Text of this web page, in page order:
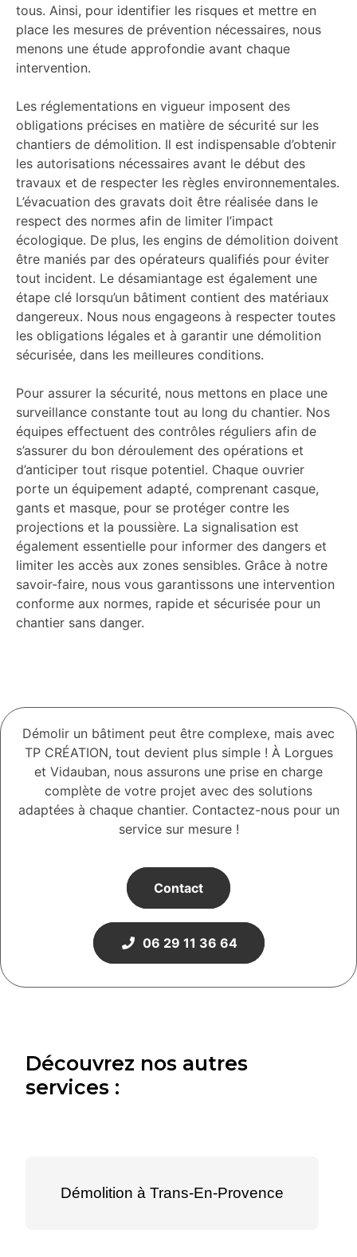
tous. Ainsi, pour identifier les risques et mettre en
place les mesures de prévention nécessaires, nous
menons une étude approfondie avant chaque
intervention.
Les réglementations en vigueur imposent des
obligations précises en matière de sécurité sur les
chantiers de démolition. Il est indispensable d’obtenir
les autorisations nécessaires avant le début des
travaux et de respecter les règles environnementales.
L’évacuation des gravats doit être réalisée dans le
respect des normes afin de limiter l’impact
écologique. De plus, les engins de démolition doivent
être maniés par des opérateurs qualifiés pour éviter
tout incident. Le désamiantage est également une
étape clé lorsqu’un bâtiment contient des matériaux
dangereux. Nous nous engageons à respecter toutes
les obligations légales et à garantir une démolition
sécurisée, dans les meilleures conditions.
Pour assurer la sécurité, nous mettons en place une
surveillance constante tout au long du chantier. Nos
équipes effectuent des contrôles réguliers afin de
s’assurer du bon déroulement des opérations et
d’anticiper tout risque potentiel. Chaque ouvrier
porte un équipement adapté, comprenant casque,
gants et masque, pour se protéger contre les
projections et la poussière. La signalisation est
également essentielle pour informer des dangers et
limiter les accès aux zones sensibles. Grâce à notre
savoir-faire, nous vous garantissons une intervention
conforme aux normes, rapide et sécurisée pour un
chantier sans danger.
Démolir un bâtiment peut être complexe, mais avec
TP CRÉATION, tout devient plus simple ! À Lorgues
et Vidauban, nous assurons une prise en charge
complète de votre projet avec des solutions
adaptées à chaque chantier. Contactez-nous pour un
service sur mesure !
Contact
06 29 11 36 64
Découvrez nos autres
services :
Démolition à Trans-En-Provence